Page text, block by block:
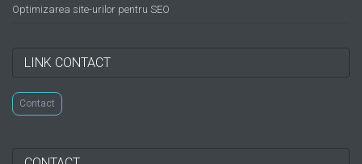
Optimizarea site-urilor pentru SEO
LINK CONTACT
Contact